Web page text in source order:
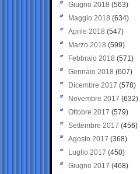
Giugno 2018 (563)
Maggio 2018 (634)
Aprile 2018 (547)
Marzo 2018 (599)
Febbraio 2018 (571)
Gennaio 2018 (607)
Dicembre 2017 (578)
Novembre 2017 (632)
Ottobre 2017 (579)
Settembre 2017 (456)
Agosto 2017 (368)
Luglio 2017 (450)
Giugno 2017 (468)